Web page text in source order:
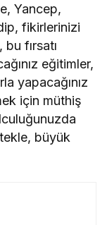
Yancep,
fikirlerinizi
fırsatı
eğitimler,
yapacağınız
için müthiş
büyük